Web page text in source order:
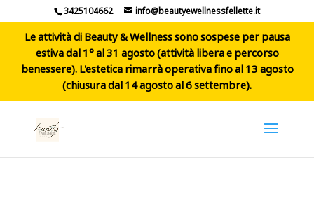
3425104662 info@beautyewellnessfellette.it
Le attività di Beauty & Wellness sono sospese per pausa
estiva dal 1° al 31 agosto (attività libera e percorso
benessere). L'estetica rimarrà operativa fino al 13 agosto
(chiusura dal 14 agosto al 6 settembre).